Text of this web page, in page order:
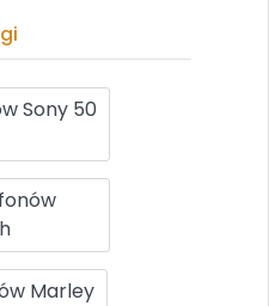
Sony 50
Marley